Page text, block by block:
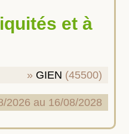
GIEN (45500)
2026 au 16/08/2028